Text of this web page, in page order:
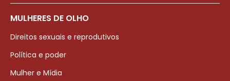
MULHERES DE OLHO
Direitos sexuais e reprodutivos
Política e poder
Mulher e Mídia